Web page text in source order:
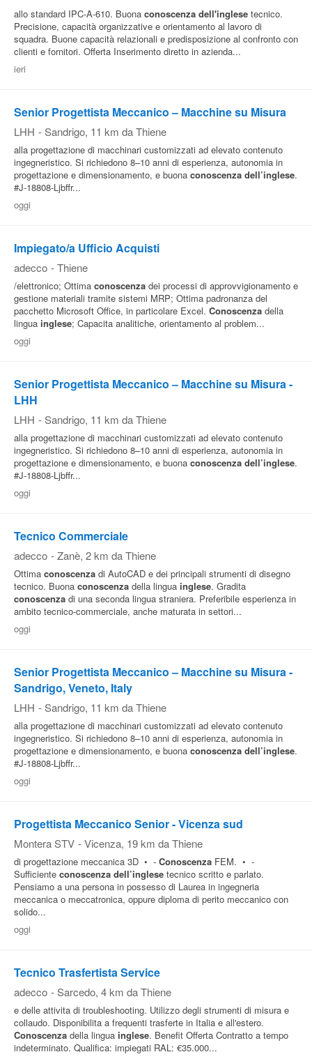
allo standard IPC-A-610. Buona conoscenza dell'inglese tecnico.
Precisione, capacità organizzative e orientamento al lavoro di
squadra. Buone capacità relazionali e predisposizione al confronto con
clienti e fornitori. Offerta Inserimento diretto in azienda...
ieri
Senior Progettista Meccanico – Macchine su Misura
LHH - Sandrigo, 11 km da Thiene
alla progettazione di macchinari customizzati ad elevato contenuto
ingegneristico. Si richiedono 8–10 anni di esperienza, autonomia in
progettazione e dimensionamento, e buona conoscenza dell’inglese.
#J-18808-Ljbffr...
oggi
Impiegato/a Ufficio Acquisti
adecco - Thiene
/elettronico; Ottima conoscenza dei processi di approvvigionamento e
gestione materiali tramite sistemi MRP; Ottima padronanza del
pacchetto Microsoft Office, in particolare Excel. Conoscenza della
lingua inglese; Capacita analitiche, orientamento al problem...
oggi
Senior Progettista Meccanico – Macchine su Misura -
LHH
LHH - Sandrigo, 11 km da Thiene
alla progettazione di macchinari customizzati ad elevato contenuto
ingegneristico. Si richiedono 8–10 anni di esperienza, autonomia in
progettazione e dimensionamento, e buona conoscenza dell’inglese.
#J-18808-Ljbffr...
oggi
Tecnico Commerciale
adecco - Zanè, 2 km da Thiene
Ottima conoscenza di AutoCAD e dei principali strumenti di disegno
tecnico. Buona conoscenza della lingua inglese. Gradita
conoscenza di una seconda lingua straniera. Preferibile esperienza in
ambito tecnico-commerciale, anche maturata in settori...
oggi
Senior Progettista Meccanico – Macchine su Misura -
Sandrigo, Veneto, Italy
LHH - Sandrigo, 11 km da Thiene
alla progettazione di macchinari customizzati ad elevato contenuto
ingegneristico. Si richiedono 8–10 anni di esperienza, autonomia in
progettazione e dimensionamento, e buona conoscenza dell’inglese.
#J-18808-Ljbffr...
oggi
Progettista Meccanico Senior - Vicenza sud
Montera STV - Vicenza, 19 km da Thiene
di progettazione meccanica 3D • - Conoscenza FEM. • -
Sufficiente conoscenza dell’inglese tecnico scritto e parlato.
Pensiamo a una persona in possesso di Laurea in ingegneria
meccanica o meccatronica, oppure diploma di perito meccanico con
solido...
oggi
Tecnico Trasfertista Service
adecco - Sarcedo, 4 km da Thiene
e delle attivita di troubleshooting. Utilizzo degli strumenti di misura e
collaudo. Disponibilita a frequenti trasferte in Italia e all'estero.
Conoscenza della lingua inglese. Benefit Offerta Contratto a tempo
indeterminato. Qualifica: impiegati RAL: €35.000...